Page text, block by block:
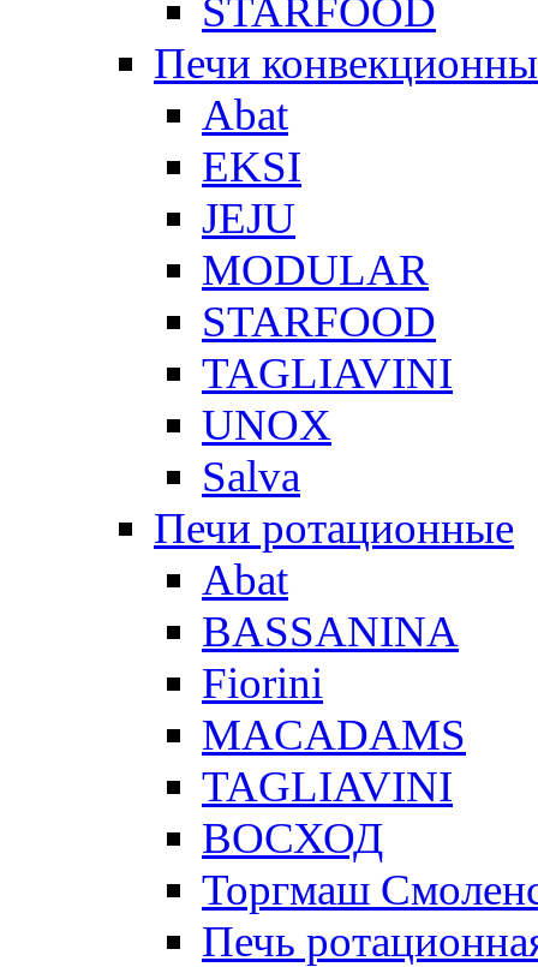
STARFOOD
Печи
Abat
EKSI
JEJU
MODULAR
STARFOOD
TAGLIAVINI
UNOX
Salva
Печи ротационные
Abat
BASSANINA
Fiorini
MACADAMS
TAGLIAVINI
ВОСХОД
Торгмаш
Печь